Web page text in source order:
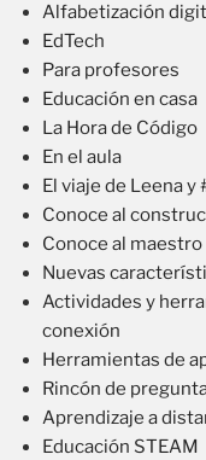
Alfabetización
EdTech
Para profesores
Educación en casa
La Hora de Código
En el aula
El viaje de Leena y
Conoce al
Conoce al maestro
Nuevas
Actividades y
conexión
Herramientas de
Rincón de
Aprendizaje a
Educación STEAM